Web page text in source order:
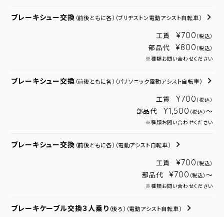
ブレーキシュー交換 （前後ともに各） （ブリヂストン電動アシスト自転車）
工賃 ¥700 （税込）
部品代 ¥800 （税込）
※種類お問い合わせください
ブレーキシュー交換 （前後ともに各） （パナソニック電動アシスト自転車）
工賃 ¥700 （税込）
部品代 ¥1,500 （税込） ～
※種類お問い合わせください
ブレーキシュー交換 （前後ともに各） （電動アシスト自転車）
工賃 ¥700 （税込）
部品代 ¥700 （税込） ～
※種類お問い合わせください
ブレーキケーブル交換３人乗り （後ろ） （電動アシスト自転車）